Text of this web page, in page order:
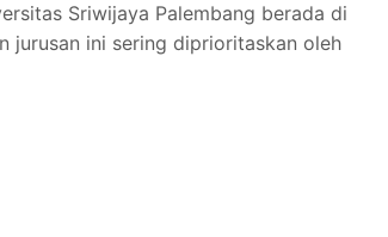
Sriwijaya Palembang berada di
jurusan ini sering diprioritaskan oleh